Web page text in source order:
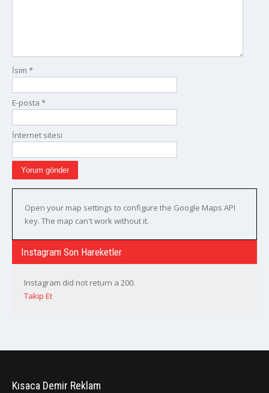
İsim *
E-posta *
İnternet sitesi
Open your map settings to configure the Google Maps API
key. The map can't work without it.
Instagram Son Hareketler
Instagram did not return a 200.
Takip Et
Kısaca Demir Reklam